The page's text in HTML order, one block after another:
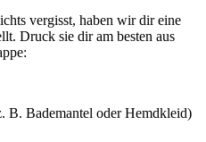
vergisst, haben wir dir eine
Druck sie dir am besten aus
B. Bademantel oder Hemdkleid)